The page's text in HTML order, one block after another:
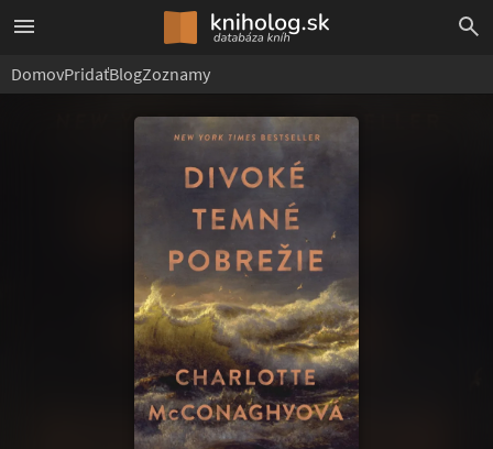
DomovPridaťBlogZoznamy